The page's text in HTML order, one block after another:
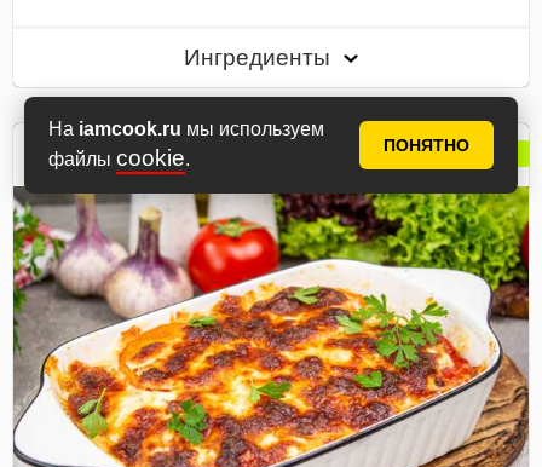
На iamcook.ru мы используем
файлы cookie.
ПОНЯТНО
Ингредиенты
aурика
автор рецепта
Популярный рецепт